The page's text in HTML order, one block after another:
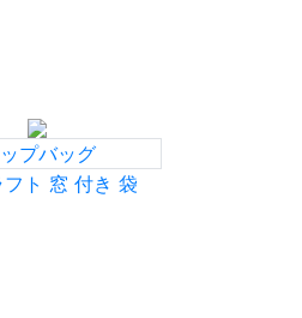
フト 窓 付き 袋